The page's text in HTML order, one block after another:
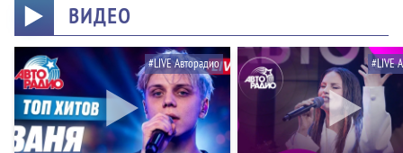
ВИДЕО
#LIVE Авторадио #LIVE